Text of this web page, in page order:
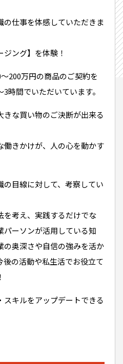
仕事を体感していただきま
ング】を体験！
200万円の商品のご契約を
時間でいただいています。
きな買い物のご決断が出来る
働きかけが、人の心を動かす
目線に対して、考察してい
を考え、実践するだけでな
パーソンが活用している知
の奥深さや自信の強みを活か
後の活動や私生活でお役立て
キルをアップデートできる